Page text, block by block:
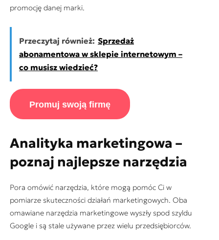
promocję danej marki.
Przeczytaj również: Sprzedaż
abonamentowa w sklepie internetowym –
co musisz wiedzieć?
Promuj swoją firmę
Analityka marketingowa –
poznaj najlepsze narzędzia
Pora omówić narzędzia, które mogą pomóc Ci w
pomiarze skuteczności działań marketingowych. Oba
omawiane narzędzia marketingowe wyszły spod szyldu
Google i są stale używane przez wielu przedsiębiorców.